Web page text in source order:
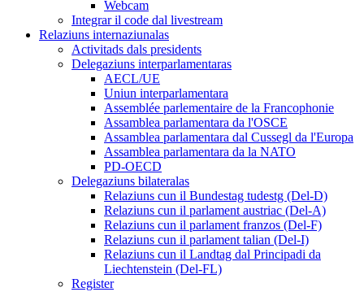
Webcam
Integrar il code dal livestream
Relaziuns internaziunalas
Activitads dals presidents
Delegaziuns interparlamentaras
AECL/UE
Uniun interparlamentara
Assemblée parlementaire de la Francophonie
Assamblea parlamentara da l'OSCE
Assamblea parlamentara dal Cussegl da l'Europa
Assamblea parlamentara da la NATO
PD-OECD
Delegaziuns bilateralas
Relaziuns cun il Bundestag tudestg (Del-D)
Relaziuns cun il parlament austriac (Del-A)
Relaziuns cun il parlament franzos (Del-F)
Relaziuns cun il parlament talian (Del-I)
Relaziuns cun il Landtag dal Principadi da
Liechtenstein (Del-FL)
Register